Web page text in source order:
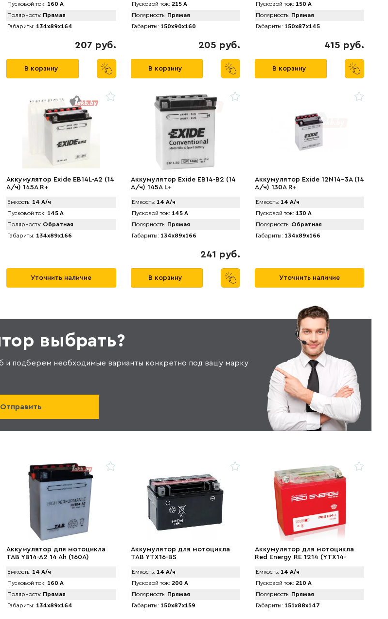
Пусковой ток: 160 А
Полярность: Прямая
Габариты: 134x89x164
207 руб.
В корзину
Пусковой ток: 215 А
Полярность: Прямая
Габариты: 150x90x160
205 руб.
В корзину
Пусковой ток: 150 А
Полярность: Прямая
Габариты: 150x87x145
415 руб.
В корзину
Аккумулятор Exide EB14L-A2 (14
А/ч) 145A R+
Емкость: 14 А/ч
Пусковой ток: 145 А
Полярность: Обратная
Габариты: 134x89x166
Уточнить наличие
Аккумулятор Exide EB14-B2 (14
А/ч) 145A L+
Емкость: 14 А/ч
Пусковой ток: 145 А
Полярность: Прямая
Габариты: 134x89x166
241 руб.
В корзину
Аккумулятор Exide 12N14-3A (14
А/ч) 130A R+
Емкость: 14 А/ч
Пусковой ток: 130 А
Полярность: Обратная
Габариты: 134x89x166
Уточнить наличие
выбрать?
и подберём необходимые варианты конкретно под вашу марку
Аккумулятор для мотоцикла
TAB YB14-A2 14 Ah (160А)
Емкость: 14 А/ч
Пусковой ток: 160 А
Полярность: Прямая
Габариты: 134x89x164
Аккумулятор для мотоцикла
TAB YTX16-BS
Емкость: 14 А/ч
Пусковой ток: 200 А
Полярность: Прямая
Габариты: 150x87x159
Аккумулятор для мотоцикла
Red Energy RE 1214 (YTX14-
A) (14 А/ч)
Емкость: 14 А/ч
Пусковой ток: 210 А
Полярность: Прямая
Габариты: 151x88x147